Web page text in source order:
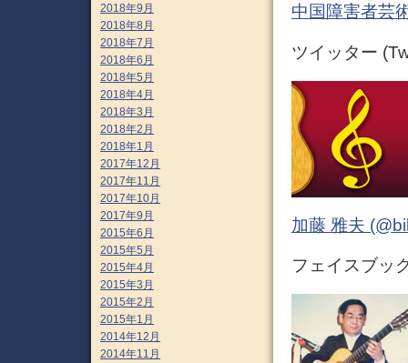
中国障害者芸
ツイッター
加藤 雅夫
フェイスブッ
2018年9月
2018年8月
2018年7月
2018年6月
2018年5月
2018年4月
2018年3月
2018年2月
2018年1月
2017年12月
2017年11月
2017年10月
2017年9月
2015年6月
2015年5月
2015年4月
2015年3月
2015年2月
2015年1月
2014年12月
2014年11月